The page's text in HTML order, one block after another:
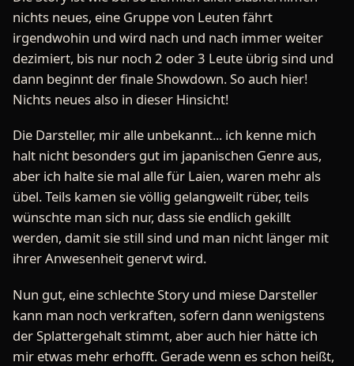
nichts neues, eine Gruppe von Leuten fährt
irgendwohin und wird nach und nach immer weiter
dezimiert, bis nur noch 2 oder 3 Leute übrig sind und
dann beginnt der finale Showdown. So auch hier!
Nichts neues also in dieser Hinsicht!
Die Darsteller, mir alle unbekannt... ich kenne mich
halt nicht besonders gut im japanischen Genre aus,
aber ich halte sie mal alle für Laien, waren mehr als
übel. Teils kamen sie völlig gelangweilt rüber, teils
wünschte man sich nur, dass sie endlich gekillt
werden, damit sie still sind und man nicht länger mit
ihrer Anwesenheit genervt wird.
Nun gut, eine schlechte Story und miese Darsteller
kann man noch verkraften, sofern dann wenigstens
der Splattergehalt stimmt, aber auch hier hätte ich
mir etwas mehr erhofft. Gerade wenn es schon heißt,